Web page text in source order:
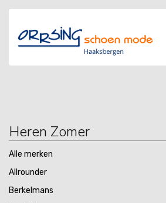
Heren Zomer
Alle merken
Allrounder
Berkelmans